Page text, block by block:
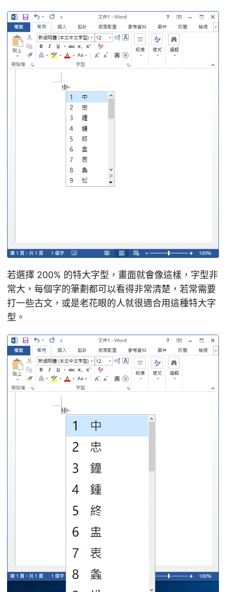
若選擇 200% 的特大字型，畫面就會像這樣，字型非
常大，每個字的筆劃都可以看得非常清楚，若常需要
打一些古文，或是老花眼的人就很適合用這種特大字
型。